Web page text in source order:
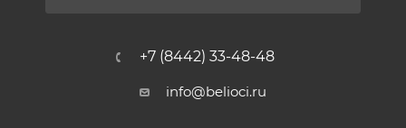
+7 (8442) 33-48-48
info@belioci.ru